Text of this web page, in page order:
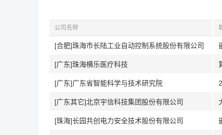
公司名称
[合肥]珠海市长陆工业自动控制系统股份有限公司
[广东]珠海横乐医疗科技
[广东]广东省智能科学与技术研究院
[广东其它]北京宇信科技集团股份有限公司
[珠海]长园共创电力安全技术股份有限公司